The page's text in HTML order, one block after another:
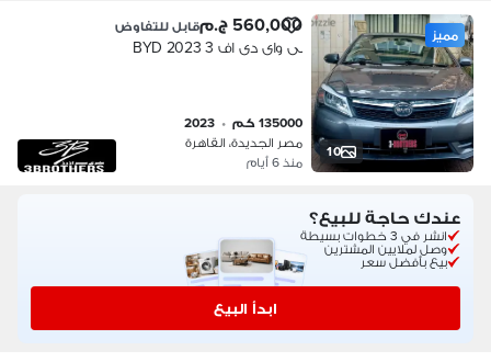
10
مميز 560,000 ج.م قابل للتفاوض
بى واى دى اف 3 2023 BYD
135000 كم •
2023
مصر الجديدة، القاهرة
منذ 6 أيام
عندك حاجة للبيع؟
انشر في 3 خطوات بسيطة
وصل لملايين المشترين
بيع بأفضل سعر
ابدأ البيع